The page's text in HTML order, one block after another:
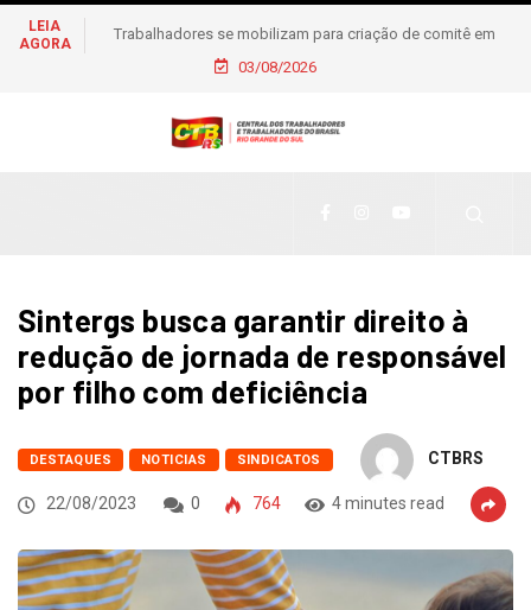
LEIA
AGORA
Trabalhadores se mobilizam para criação de comitê em
apoio à pré-candidatura de Daiana Santos
03/08/2026
Sintergs busca garantir direito à
redução de jornada de responsável
por filho com deficiência
DESTAQUES NOTICIAS SINDICATOS CTBRS
22/08/2023 0 764 4 minutes read